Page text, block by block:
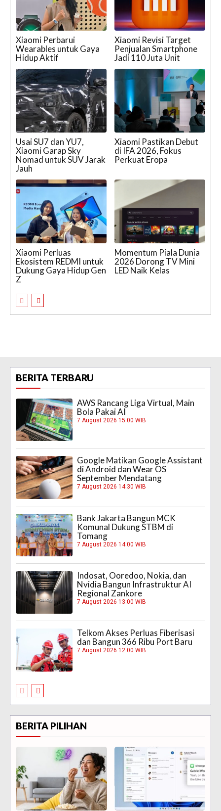
Xiaomi Perbarui
Wearables untuk Gaya
Hidup Aktif
Xiaomi Revisi Target
Penjualan Smartphone
Jadi 110 Juta Unit
Usai SU7 dan YU7,
Xiaomi Garap Sky
Nomad untuk SUV Jarak
Jauh
Xiaomi Pastikan Debut
di IFA 2026, Fokus
Perkuat Eropa
Xiaomi Perluas
Ekosistem REDMI untuk
Dukung Gaya Hidup Gen
Z
Momentum Piala Dunia
2026 Dorong TV Mini
LED Naik Kelas
BERITA TERBARU
AWS Rancang Liga Virtual, Main
Bola Pakai AI
7 August 2026 15:00 WIB
Google Matikan Google Assistant
di Android dan Wear OS
September Mendatang
7 August 2026 14:30 WIB
Bank Jakarta Bangun MCK
Komunal Dukung STBM di
Tomang
7 August 2026 14:00 WIB
Indosat, Ooredoo, Nokia, dan
Nvidia Bangun Infrastruktur AI
Regional Zankore
7 August 2026 13:00 WIB
Telkom Akses Perluas Fiberisasi
dan Bangun 366 Ribu Port Baru
7 August 2026 12:00 WIB
BERITA PILIHAN